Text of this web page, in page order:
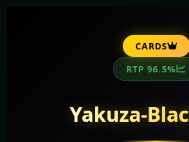
CARDS
RTP 96.5%
Yakuza-